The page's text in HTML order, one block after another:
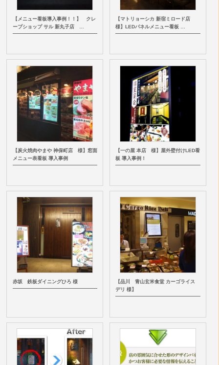
【メニュー看板導入事例！！】 クレ
ープショップ サル 新丸子店 …
【マトリョーシカ 新宿ミロード店
様】LEDパネルメニュー看板 …
【炭火焼肉やまや 神保町店 様】窓面
メニュー表看板 導入事例
【一の屋 本店 様】屋外壁付けLED看
板 導入事例！
赤坂 鉄板ダイニングひろ 様
【品川 青山玄米食堂 カーゴライス
デリ 様】